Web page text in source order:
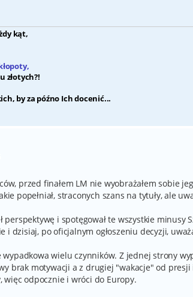
kąt,
złotych?!
by za późno Ich docenić...
przed finałem LM nie wyobrażałem sobie
popełniał, straconych szans na tytuły, ale
perspektywę i spotęgował te wszystkie minusy
dzisiaj, po oficjalnym ogłoszeniu decyzji,
wielu czynników. Z jednej strony
brak motywacji a z drugiej "wakacje" od
więc odpocznie i wróci do Europy.